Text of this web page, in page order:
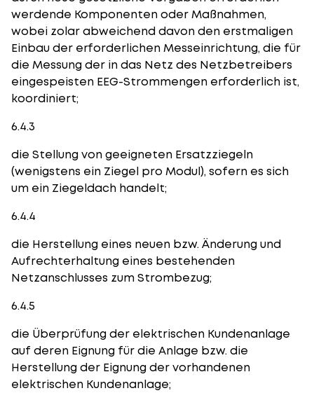
werdende Komponenten oder Maßnahmen,
wobei zolar abweichend davon den erstmaligen
Einbau der erforderlichen Messeinrichtung, die für
die Messung der in das Netz des Netzbetreibers
eingespeisten EEG-Strommengen erforderlich ist,
koordiniert;
6.4.3
die Stellung von geeigneten Ersatzziegeln
(wenigstens ein Ziegel pro Modul), sofern es sich
um ein Ziegeldach handelt;
6.4.4
die Herstellung eines neuen bzw. Änderung und
Aufrechterhaltung eines bestehenden
Netzanschlusses zum Strombezug;
6.4.5
die Überprüfung der elektrischen Kundenanlage
auf deren Eignung für die Anlage bzw. die
Herstellung der Eignung der vorhandenen
elektrischen Kundenanlage;